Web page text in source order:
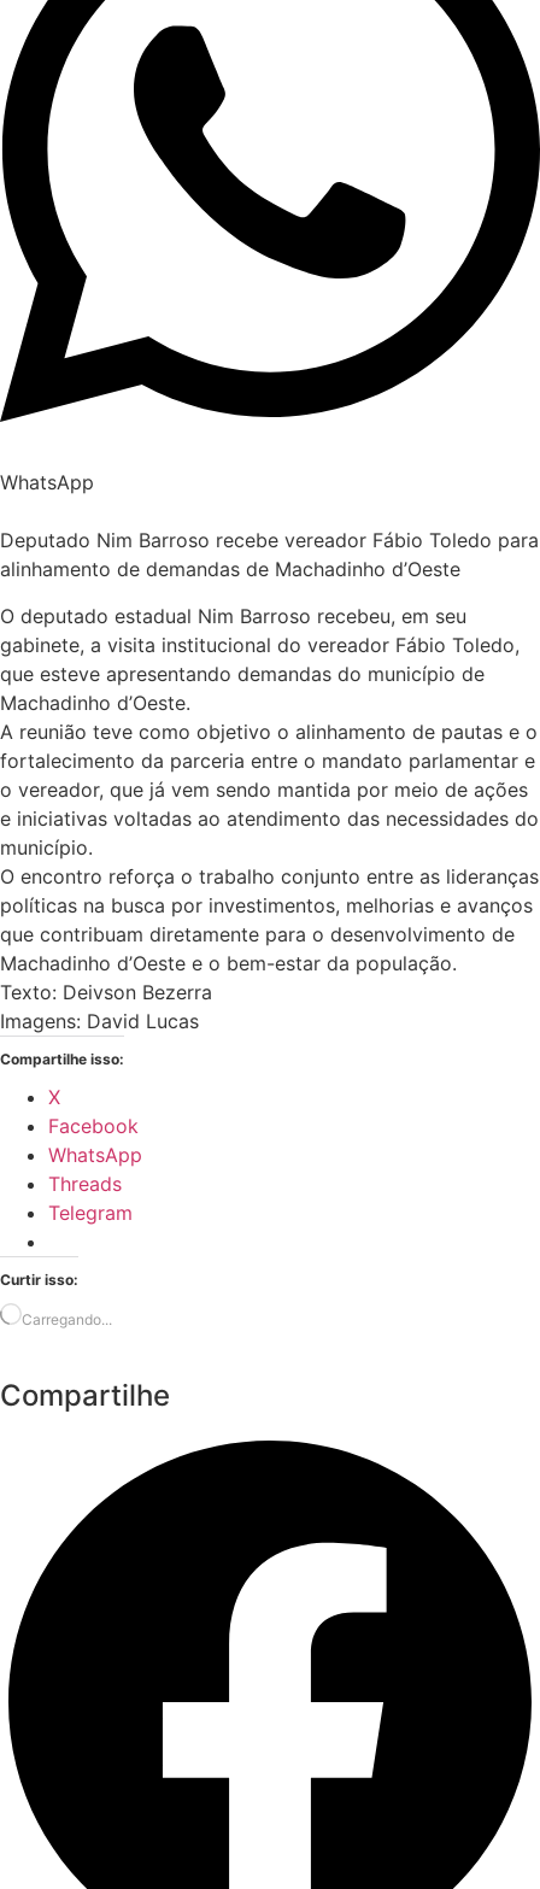
WhatsApp
Deputado Nim Barroso recebe vereador Fábio Toledo para
alinhamento de demandas de Machadinho d’Oeste
O deputado estadual Nim Barroso recebeu, em seu
gabinete, a visita institucional do vereador Fábio Toledo,
que esteve apresentando demandas do município de
Machadinho d’Oeste.
A reunião teve como objetivo o alinhamento de pautas e o
fortalecimento da parceria entre o mandato parlamentar e
o vereador, que já vem sendo mantida por meio de ações
e iniciativas voltadas ao atendimento das necessidades do
município.
O encontro reforça o trabalho conjunto entre as lideranças
políticas na busca por investimentos, melhorias e avanços
que contribuam diretamente para o desenvolvimento de
Machadinho d’Oeste e o bem-estar da população.
Texto: Deivson Bezerra
Imagens: David Lucas
Compartilhe isso:
X
Facebook
WhatsApp
Threads
Telegram
Curtir isso:
Carregando...
Compartilhe